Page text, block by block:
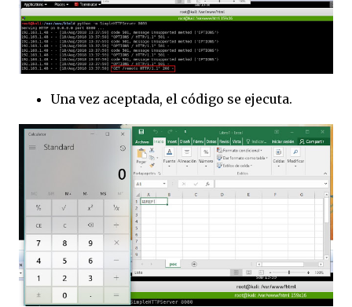
Una vez aceptada, el código se ejecuta.